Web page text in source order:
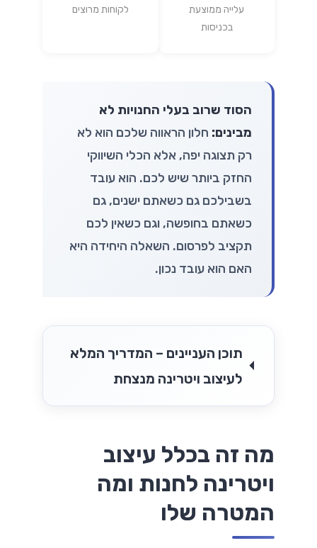
עלייה ממוצעת
בכניסות
לקוחות מרוצים
הסוד שרוב בעלי החנויות לא
מבינים: חלון הראווה שלכם הוא לא
רק תצוגה יפה, אלא הכלי השיווקי
החזק ביותר שיש לכם. הוא עובד
בשבילכם גם כשאתם ישנים, גם
כשאתם בחופשה, וגם כשאין לכם
תקציב לפרסום. השאלה היחידה היא
האם הוא עובד נכון.
תוכן העניינים – המדריך המלא
לעיצוב ויטרינה מנצחת
מה זה בכלל עיצוב
ויטרינה לחנות ומה
המטרה שלו